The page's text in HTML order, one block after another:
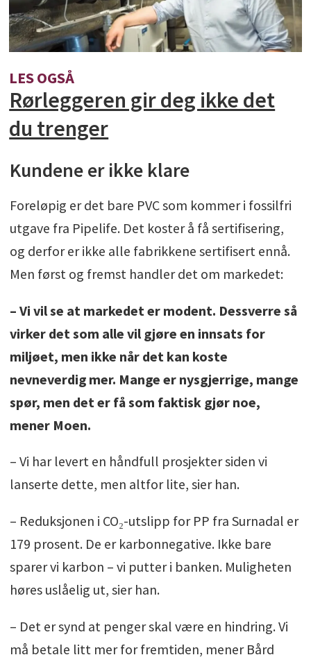
LES OGSÅ
Rørleggeren gir deg ikke det
du trenger
Kundene er ikke klare
Foreløpig er det bare PVC som kommer i fossilfri
utgave fra Pipelife. Det koster å få sertifisering,
og derfor er ikke alle fabrikkene sertifisert ennå.
Men først og fremst handler det om markedet:
– Vi vil se at markedet er modent. Dessverre så
virker det som alle vil gjøre en innsats for
miljøet, men ikke når det kan koste
nevneverdig mer. Mange er nysgjerrige, mange
spør, men det er få som faktisk gjør noe,
mener Moen.
– Vi har levert en håndfull prosjekter siden vi
lanserte dette, men altfor lite, sier han.
– Reduksjonen i CO₂-utslipp for PP fra Surnadal er
179 prosent. De er karbonnegative. Ikke bare
sparer vi karbon – vi putter i banken. Muligheten
høres uslåelig ut, sier han.
– Det er synd at penger skal være en hindring. Vi
må betale litt mer for fremtiden, mener Bård